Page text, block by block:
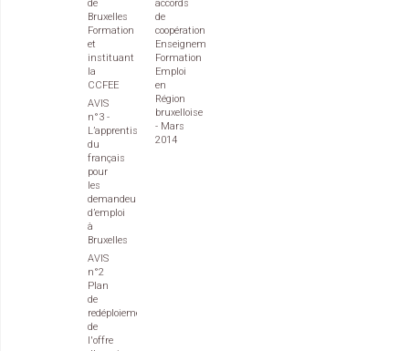
de
Bruxelles
Formation
et
instituant
la
CCFEE
AVIS
n°3 -
L’apprentissage
du
français
pour
les
demandeurs
d’emploi
à
Bruxelles
AVIS
n°2
Plan
de
redéploiement
de
l'offre
accords
de
coopération
Enseignement
Formation
Emploi
en
Région
bruxelloise
- Mars
2014